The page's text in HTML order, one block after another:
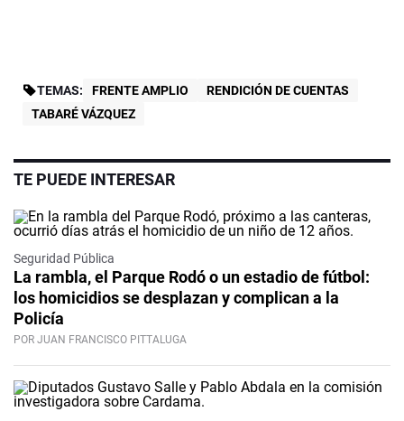
TEMAS: FRENTE AMPLIO
RENDICIÓN DE CUENTAS
TABARÉ VÁZQUEZ
TE PUEDE INTERESAR
Seguridad Pública
La rambla, el Parque Rodó o un estadio de fútbol:
los homicidios se desplazan y complican a la
Policía
POR JUAN FRANCISCO PITTALUGA